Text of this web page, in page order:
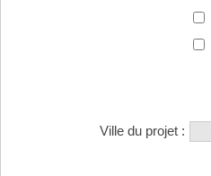
Ville du projet :